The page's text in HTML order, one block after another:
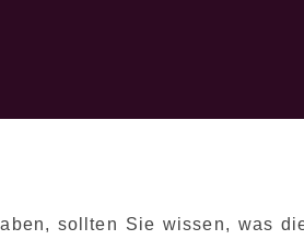
sollten Sie wissen, was